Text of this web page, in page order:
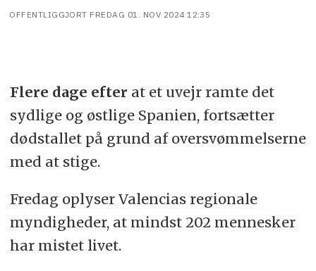
OFFENTLIGGJORT FREDAG 01. NOV 2024 12:35
Flere dage efter at et uvejr ramte det
sydlige og østlige Spanien, fortsætter
dødstallet på grund af oversvømmelserne
med at stige.
Fredag oplyser Valencias regionale
myndigheder, at mindst 202 mennesker
har mistet livet.